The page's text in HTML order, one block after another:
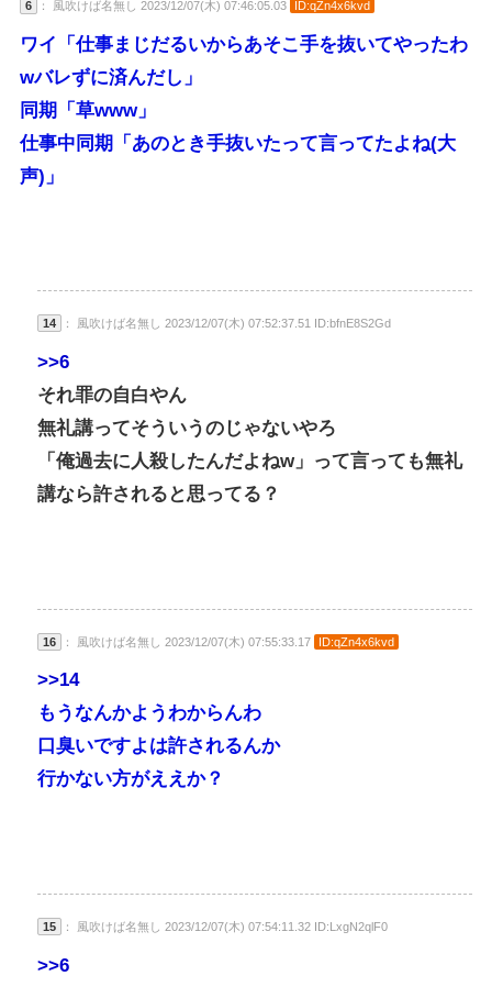
6 ： 風吹けば名無し 2023/12/07(木) 07:46:05.03 ID:qZn4x6kvd
ワイ「仕事まじだるいからあそこ手を抜いてやったわ
wバレずに済んだし」
同期「草www」
仕事中同期「あのとき手抜いたって言ってたよね(大
声)」
14 ： 風吹けば名無し 2023/12/07(木) 07:52:37.51 ID:bfnE8S2Gd
>>6
それ罪の自白やん
無礼講ってそういうのじゃないやろ
「俺過去に人殺したんだよねw」って言っても無礼
講なら許されると思ってる？
16 ： 風吹けば名無し 2023/12/07(木) 07:55:33.17 ID:qZn4x6kvd
>>14
もうなんかようわからんわ
口臭いですよは許されるんか
行かない方がええか？
15 ： 風吹けば名無し 2023/12/07(木) 07:54:11.32 ID:LxgN2qlF0
>>6